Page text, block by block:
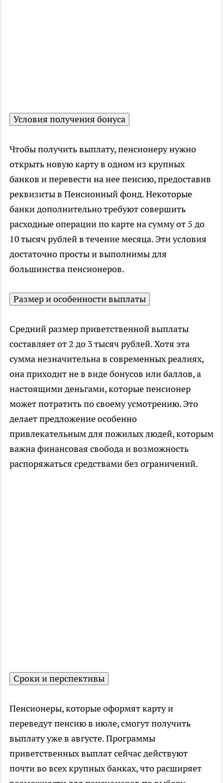
Условия получения бонуса
Чтобы получить выплату, пенсионеру нужно
открыть новую карту в одном из крупных
банков и перевести на нее пенсию, предоставив
реквизиты в Пенсионный фонд. Некоторые
банки дополнительно требуют совершить
расходные операции по карте на сумму от 5 до
10 тысяч рублей в течение месяца. Эти условия
достаточно просты и выполнимы для
большинства пенсионеров.
Размер и особенности выплаты
Средний размер приветственной выплаты
составляет от 2 до 3 тысяч рублей. Хотя эта
сумма незначительна в современных реалиях,
она приходит не в виде бонусов или баллов, а
настоящими деньгами, которые пенсионер
может потратить по своему усмотрению. Это
делает предложение особенно
привлекательным для пожилых людей, которым
важна финансовая свобода и возможность
распоряжаться средствами без ограничений.
Сроки и перспективы
Пенсионеры, которые оформят карту и
переведут пенсию в июле, смогут получить
выплату уже в августе. Программы
приветственных выплат сейчас действуют
почти во всех крупных банках, что расширяет